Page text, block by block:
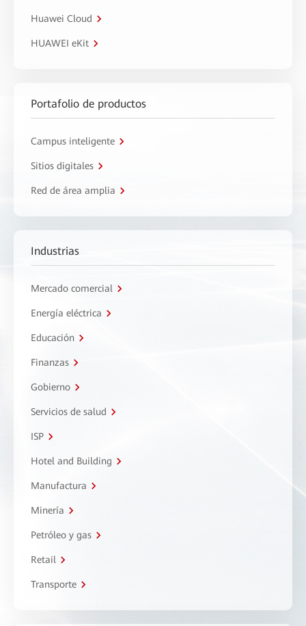
Huawei Cloud
HUAWEI eKit
Portafolio de productos
Campus inteligente
Sitios digitales
Red de área amplia
Industrias
Mercado comercial
Energía eléctrica
Educación
Finanzas
Gobierno
Servicios de salud
ISP
Hotel and Building
Manufactura
Minería
Petróleo y gas
Retail
Transporte